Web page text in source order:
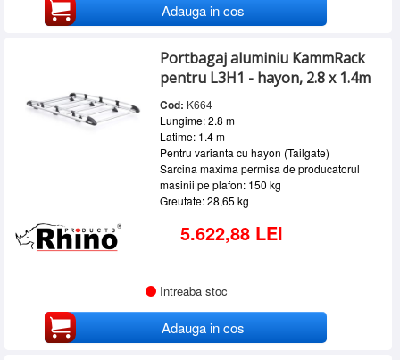
Adauga in cos
Portbagaj aluminiu KammRack
pentru L3H1 - hayon, 2.8 x 1.4m
Cod: K664
Lungime: 2.8 m
Latime: 1.4 m
Pentru varianta cu hayon (Tailgate)
Sarcina maxima permisa de producatorul
masinii pe plafon: 150 kg
Greutate: 28,65 kg
5.622,88 LEI
Intreaba stoc
Adauga in cos